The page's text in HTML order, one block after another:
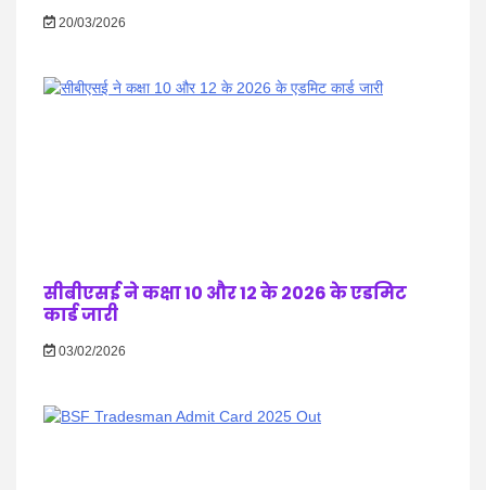
20/03/2026
सीबीएसई ने कक्षा 10 और 12 के 2026 के एडमिट
कार्ड जारी
03/02/2026